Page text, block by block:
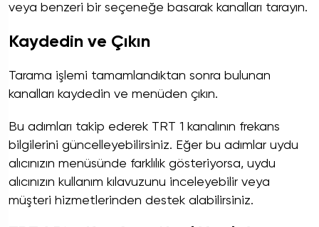
veya benzeri bir seçeneğe basarak kanalları tarayın.
Kaydedin ve Çıkın
Tarama işlemi tamamlandıktan sonra bulunan
kanalları kaydedin ve menüden çıkın.
Bu adımları takip ederek TRT 1 kanalının frekans
bilgilerini güncelleyebilirsiniz. Eğer bu adımlar uydu
alıcınızın menüsünde farklılık gösteriyorsa, uydu
alıcınızın kullanım kılavuzunu inceleyebilir veya
müşteri hizmetlerinden destek alabilirsiniz.